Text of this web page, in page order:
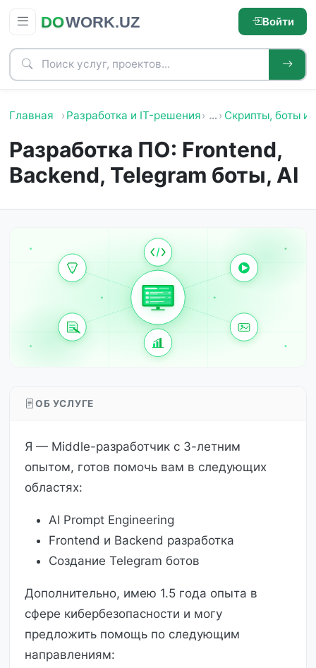
Войти
Главная Разработка и IT-решения … Скрипты, боты и
Разработка ПО: Frontend,
Backend, Telegram боты, AI
ОБ УСЛУГЕ
Я — Middle-разработчик с 3-летним
опытом, готов помочь вам в следующих
областях:
AI Prompt Engineering
Frontend и Backend разработка
Создание Telegram ботов
Дополнительно, имею 1.5 года опыта в
сфере кибербезопасности и могу
предложить помощь по следующим
направлениям: